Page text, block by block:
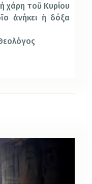
χάρη τοῦ Κυρίου
ἀνήκει ἡ δόξα